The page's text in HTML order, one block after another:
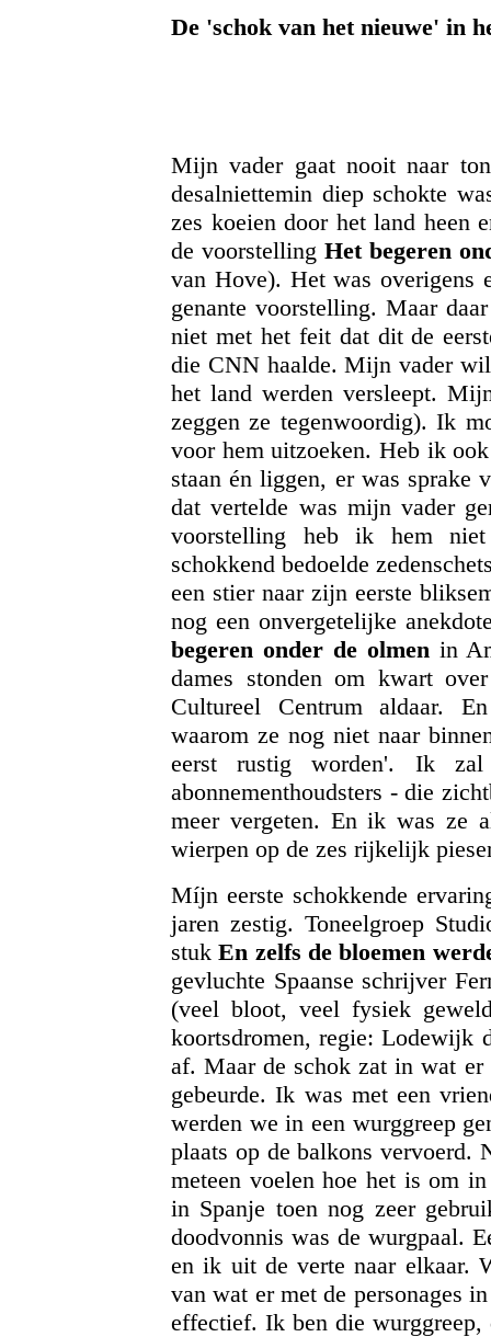
De 'schok van het nieuwe' in
Mijn vader gaat nooit naar
desalniettemin diep schokte
zes koeien door het land heen
de voorstelling Het begeren
van Hove). Het was overigens
genante voorstelling. Maar
niet met het feit dat dit de
die CNN haalde. Mijn vader
het land werden versleept.
zeggen ze tegenwoordig). Ik
voor hem uitzoeken. Heb ik
staan én liggen, er was sprake
dat vertelde was mijn vader
voorstelling heb ik hem
schokkend bedoelde
een stier naar zijn eerste
nog een onvergetelijke
begeren onder de olmenin
dames stonden om kwart
Cultureel Centrum aldaar.
waarom ze nog niet naar
eerst rustig worden'. Ik
abonnementhoudsters - die
meer vergeten. En ik was ze
wierpen op de zes rijkelijk
Míjn eerste schokkende
jaren zestig. Toneelgroep
stukEn zelfs de bloemen
gevluchte Spaanse schrijver
(veel bloot, veel fysiek
koortsdromen, regie: Lodewijk
af. Maar de schok zat in wat
gebeurde. Ik was met een
werden we in een wurggreep
plaats op de balkons vervoerd.
meteen voelen hoe het is om
in Spanje toen nog zeer
doodvonnis was de wurgpaal.
en ik uit de verte naar elkaar.
van wat er met de personages
effectief. Ik ben die